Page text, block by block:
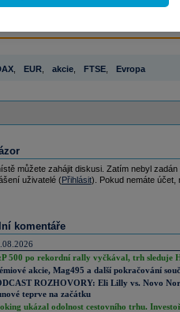
, EUR, akcie, FTSE, Evropa
můžete zahájit diskusi. Zatím nebyl
uživatelé (Přihlásit). Pokud nemáte účet,
komentáře
500 po rekordní rally vyčkával, trh sleduje
akcie, Mag495 a další pokračování
ROZHOVORY: Eli Lilly vs. Novo
teprve na začátku
ukázal odolnost cestovního trhu.